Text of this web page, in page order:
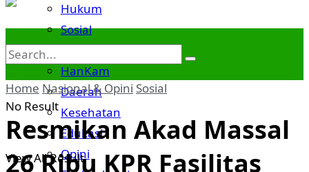
Hukum
Sosial
Budaya
HanKam
Daerah
Kesehatan
Edukasi
Opini
No Result
View All Result
Home Nasional & Opini Sosial
Resmikan Akad Massal
26 Ribu KPR Fasilitas